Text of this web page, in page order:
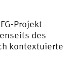
Projekt
des
kontextuierte